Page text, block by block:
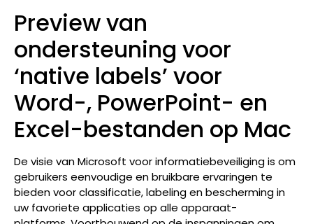
Preview van
ondersteuning voor
‘native labels’ voor
Word-, PowerPoint- en
Excel-bestanden op Mac
De visie van Microsoft voor informatiebeveiliging is om
gebruikers eenvoudige en bruikbare ervaringen te
bieden voor classificatie, labeling en bescherming in
uw favoriete applicaties op alle apparaat-